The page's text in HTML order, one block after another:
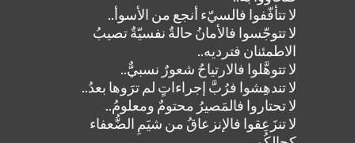
لا تتأفّفوا فالسيّء أنجع من الأسوأ..
لا تتوجّسوا فالأمانُ حالةٌ نفسيّةٌ تصيبُ
الاطمئنان فترديه..
لا تتوهَّلوا فالارتياحُ شعورٌ نسبيٌّ..
لا تندهِشوا فرُبَّ إجراءاتٍ لم ترَوها بعدُ..
لا تحتاروا فالمَصيرُ محتومٌ ومعلومُ..
لا تنزَعِقوا فالإنزعاقُ من شيَمِ الضُّعفاء